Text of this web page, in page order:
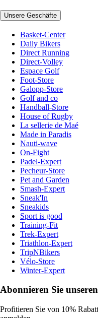
Unsere Geschäfte
Basket-Center
Daily Bikers
Direct Running
Direct-Volley
Espace Golf
Foot-Store
Galopp-Store
Golf and co
Handball-Store
House of Rugby
La sellerie de Maé
Made in Paradis
Nauti-wave
On-Fight
Padel-Expert
Pecheur-Store
Pet and Garden
Smash-Expert
Sneak'In
Sneakids
Sport is good
Training-Fit
Trek-Expert
Triathlon-Expert
TripNBikers
Vélo-Store
Winter-Expert
Abonnieren Sie
Profitieren Sie von 10%